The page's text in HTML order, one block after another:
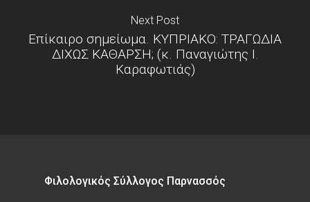
Next Post
Επίκαιρο σημείωμα. ΚΥΠΡΙΑΚΟ: ΤΡΑΓΩΔΙΑ
ΔΙΧΩΣ ΚΑΘΑΡΣΗ; (κ. Παναγιώτης Ι.
Καραφωτιάς)
Φιλολογικός Σύλλογος Παρνασσός